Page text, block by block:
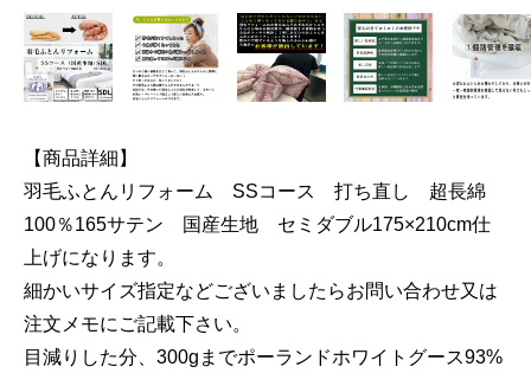
【商品詳細】
羽毛ふとんリフォーム SSコース 打ち直し 超長綿
100％165サテン 国産生地 セミダブル175×210cm仕
上げになります。
細かいサイズ指定などございましたらお問い合わせ又は
注文メモにご記載下さい。
目減りした分、300gまでポーランドホワイトグース93%